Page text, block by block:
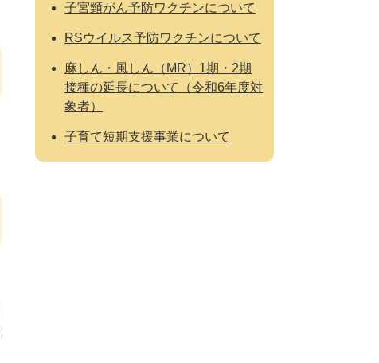
子宮頸がん予防ワクチンについて
RSウイルス予防ワクチンについて
麻しん・風しん（MR）1期・2期
接種の延長について（令和6年度対
象者）
子育て短期支援事業について